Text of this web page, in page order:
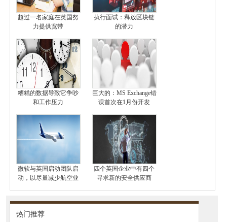
超过一名家庭在英国努
力提供宽带
执行面试：释放区块链
的潜力
糟糕的数据导致它争吵
和工作压力
巨大的：MS Exchange错
误首次在1月份开发
微软与英国启动团队启
动，以尽量减少航空业
四个英国企业中有四个
寻求新的安全供应商
热门推荐